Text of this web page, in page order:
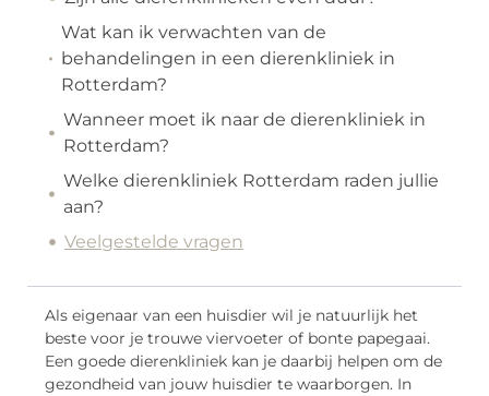
Wat kan ik verwachten van de
behandelingen in een dierenkliniek in
Rotterdam?
Wanneer moet ik naar de dierenkliniek in
Rotterdam?
Welke dierenkliniek Rotterdam raden jullie
aan?
Veelgestelde vragen
Als eigenaar van een huisdier wil je natuurlijk het
beste voor je trouwe viervoeter of bonte papegaai.
Een goede dierenkliniek kan je daarbij helpen om de
gezondheid van jouw huisdier te waarborgen. In